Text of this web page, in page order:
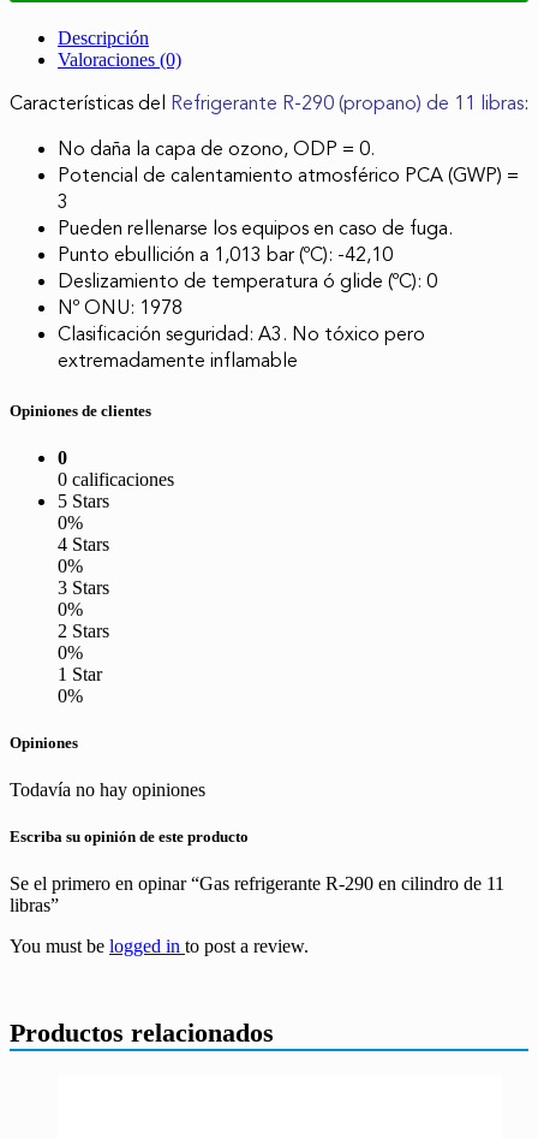
Descripción
Valoraciones (0)
Características del Refrigerante R-290 (propano) de 11 libras:
No daña la capa de ozono, ODP = 0.
Potencial de calentamiento atmosférico PCA (GWP) =
3
Pueden rellenarse los equipos en caso de fuga.
Punto ebullición a 1,013 bar (ºC): -42,10
Deslizamiento de temperatura ó glide (ºC): 0
Nº ONU: 1978
Clasificación seguridad: A3. No tóxico pero
extremadamente inflamable
Opiniones de clientes
0
0 calificaciones
5 Stars
0%
4 Stars
0%
3 Stars
0%
2 Stars
0%
1 Star
0%
Opiniones
Todavía no hay opiniones
Escriba su opinión de este producto
Se el primero en opinar “Gas refrigerante R-290 en cilindro de 11
libras”
You must be logged in to post a review.
Productos relacionados